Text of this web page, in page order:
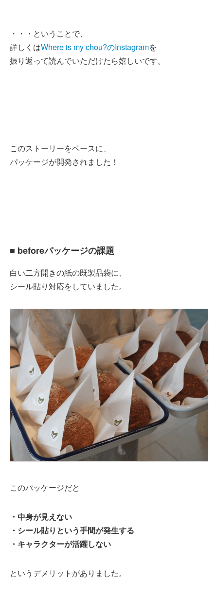
・・・ということで、
詳しくはWhere is my chou?のInstagramを
振り返って読んでいただけたら嬉しいです。
このストーリーをベースに、
パッケージが開発されました！
■ beforeパッケージの課題
白い二方開きの紙の既製品袋に、
シール貼り対応をしていました。
このパッケージだと
・中身が見えない
・シール貼りという手間が発生する
・キャラクターが活躍しない
というデメリットがありました。